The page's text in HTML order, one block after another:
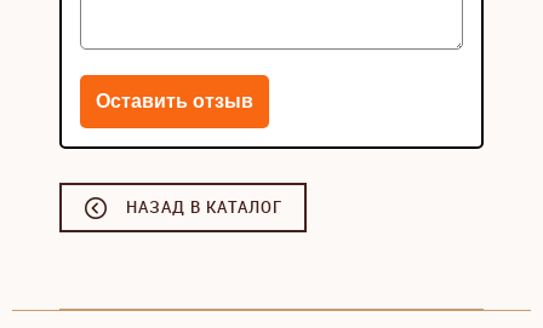
НАЗАД В КАТАЛОГ